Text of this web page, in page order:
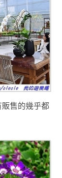
販售的幾乎都